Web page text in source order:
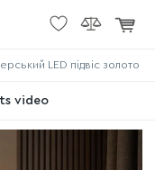
LED підвіс золото
video